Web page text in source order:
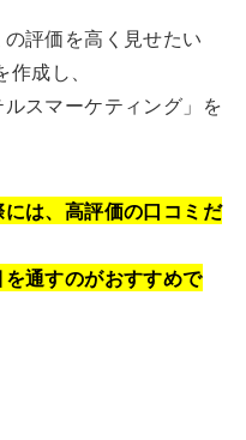
評価を高く見せたい
成し、
スマーケティング」を
は、高評価の口コミだ
通すのがおすすめで